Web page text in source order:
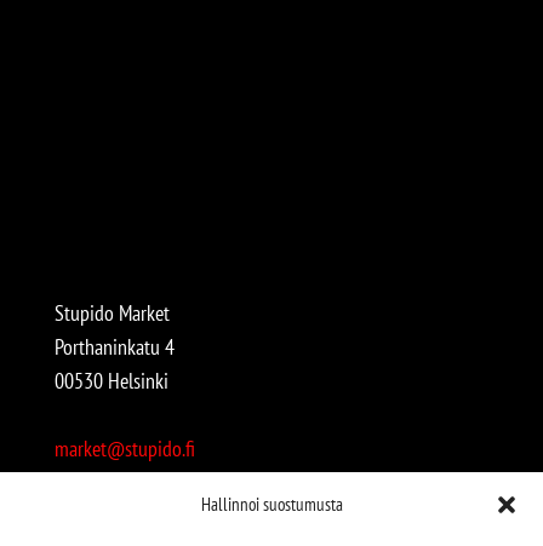
Hallinnoi suostumusta
Stupido Market
Porthaninkatu 4
00530 Helsinki
market@stupido.fi